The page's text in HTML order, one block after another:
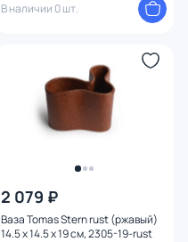
В наличии 0 шт.
2 079 ₽
Ваза Tomas Stern rust (ржавый)
14.5 x 14.5 x 19 см, 2305-19-rust